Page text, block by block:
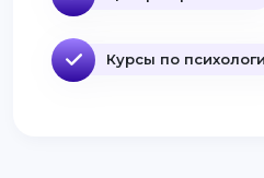
Курсы по